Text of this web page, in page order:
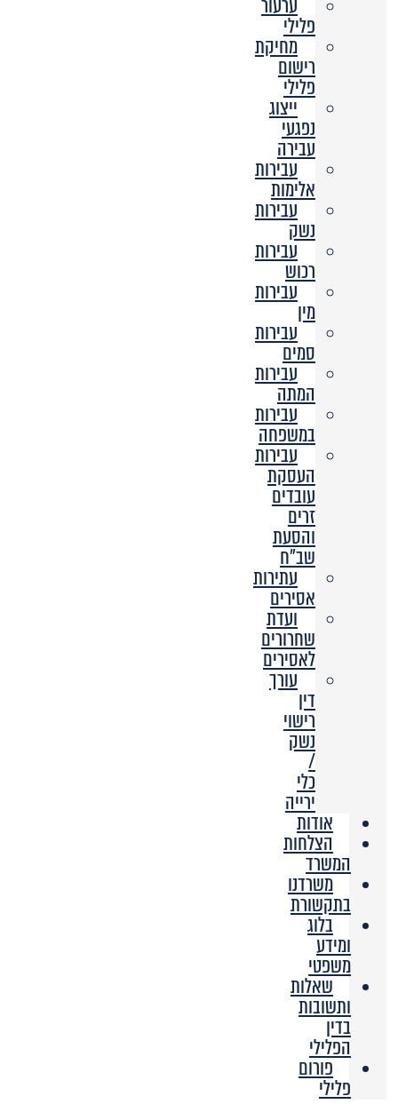
פלילי
מחיקת
רישום
פלילי
ייצוג
נפגעי
עבירה
עבירות
אלימות
עבירות
נשק
עבירות
רכוש
עבירות
מין
עבירות
סמים
עבירות
המתה
עבירות
במשפחה
עבירות
העסקת
עובדים
זרים
והסעת
שב”ח
עתירות
אסירים
ועדת
שחרורים
לאסירים
עורך
דין
רישוי
נשק
/
כלי
ירייה
אודות
הצלחות
המשרד
משרדנו
בתקשורת
בלוג
ומידע
משפטי
שאלות
ותשובות
בדין
הפלילי
פורום
פלילי